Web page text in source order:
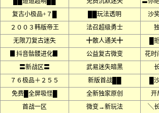
复古小极品+７█ ██玩法透明
沙
２００３韩版帝王 法召超级勇士
无限刀复古迷失 ╋散人通关╋
█
▊抖音骷髅进化▊ 公益复古微变
花
〓新战区〓 武易迷失暗黑
７６极品＋２５５ 新版首战██
█
免费█全屏吸怪█ 全新独家原创
开
首战一区 微变→新玩法
╲